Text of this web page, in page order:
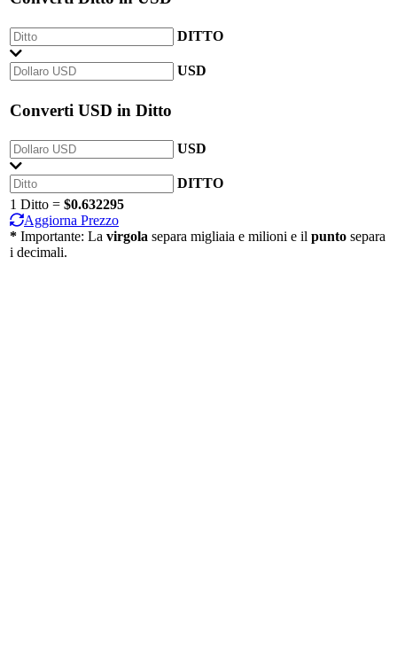
DITTO
USD
Converti USD in Ditto
USD
DITTO
1 Ditto = $0.632295
Aggiorna Prezzo
* Importante: La virgola separa migliaia e milioni e il punto separa
i decimali.